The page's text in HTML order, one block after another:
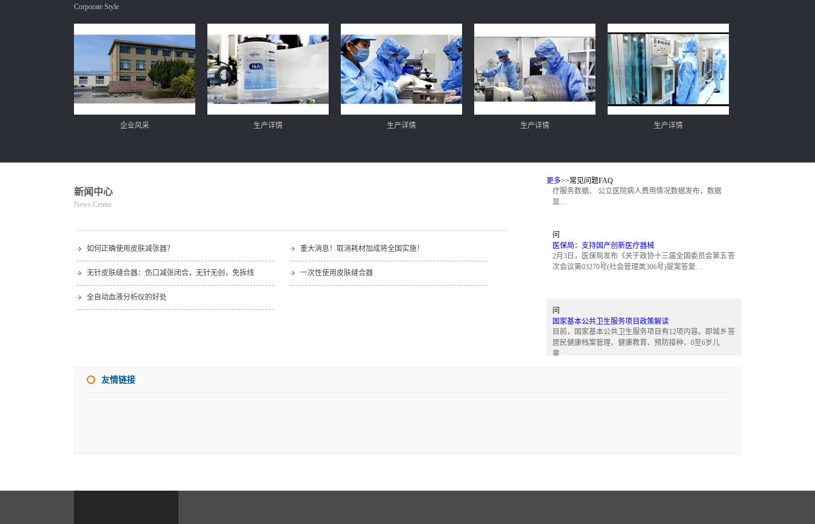
Corporate Style
企业风采 生产详情 生产详情 生产详情 生产详情
新闻中心
News Center
如何正确使用皮肤减张器？ 重大消息！取消耗材加成将全国实施！
无针皮肤缝合器：伤口减张闭合，无针无创，免拆线 一次性使用皮肤缝合器
全自动血液分析仪的好处
更多>>常见问题FAQ
问
国家基本公共卫生服务项目政策解读
目前，国家基本公共卫生服务项目有12项内容。即城乡
居民健康档案管理、健康教育、预防接种、0至6岁儿
童…
疗服务数据、 公立医院病人费用情况数据发布，数据
显…
医保局：支持国产创新医疗器械
2月3日，医保局发布《关于政协十三届全国委员会第五
次会议第03270号(社会管理类306号)提案答复…
国家基本公共卫生服务项目政策解读
目前，国家基本公共卫生服务项目有12项内容。即城乡
居民健康档案管理、健康教育、预防接种、0至6岁儿
童…
友情链接